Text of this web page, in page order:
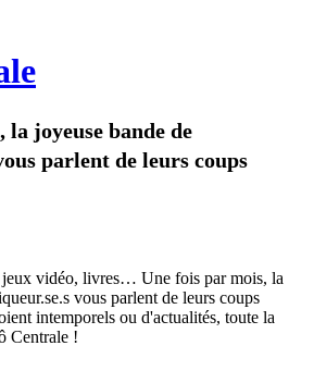
joyeuse bande de
parlent de leurs coups
jeux vidéo, livres… Une fois par mois, la
vous parlent de leurs coups
intemporels ou d'actualités, toute la
Centrale !